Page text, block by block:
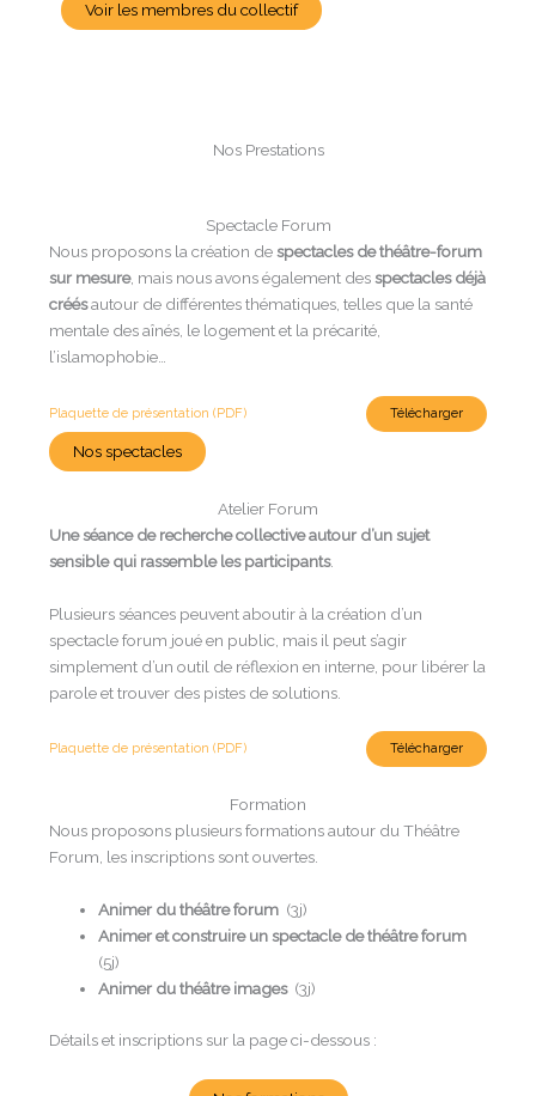
Voir les membres du collectif
Nos Prestations
Spectacle Forum
Nous proposons la création despectacles de théâtre-forum
sur mesure, mais nous avons également desspectacles déjà
créésautour de différentes thématiques, telles que la santé
mentale des aînés, le logement et la précarité,
l’islamophobie…
Plaquette de présentation (PDF) Télécharger
Nos spectacles
Atelier Forum
Une séance de recherche collective autour d’un sujet
sensible qui rassemble les participants.
Plusieurs séances peuvent aboutir à la création d’un
spectacle forum joué en public, mais il peut s’agir
simplement d’un outil de réflexion en interne, pour libérer la
parole et trouver des pistes de solutions.
Plaquette de présentation (PDF) Télécharger
Formation
Nous proposons plusieurs formations autour du Théâtre
Forum, les inscriptions sont ouvertes.
Animer du théâtre forum (3j)
Animer et construire un spectacle de théâtre forum
(5j)
Animer du théâtre images (3j)
Détails et inscriptions sur la page ci-dessous :